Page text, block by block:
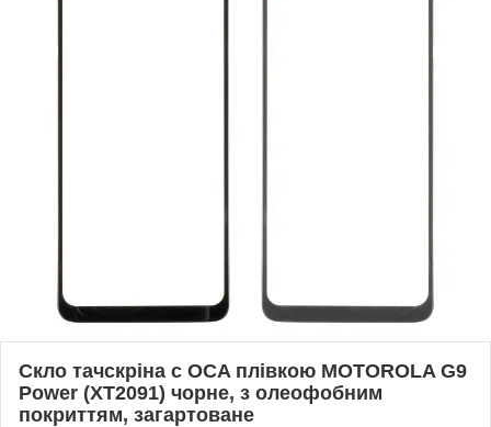
Скло тачскріна c OCA плівкою MOTOROLA G9
Power (XT2091) чорне, з олеофобним
покриттям, загартоване